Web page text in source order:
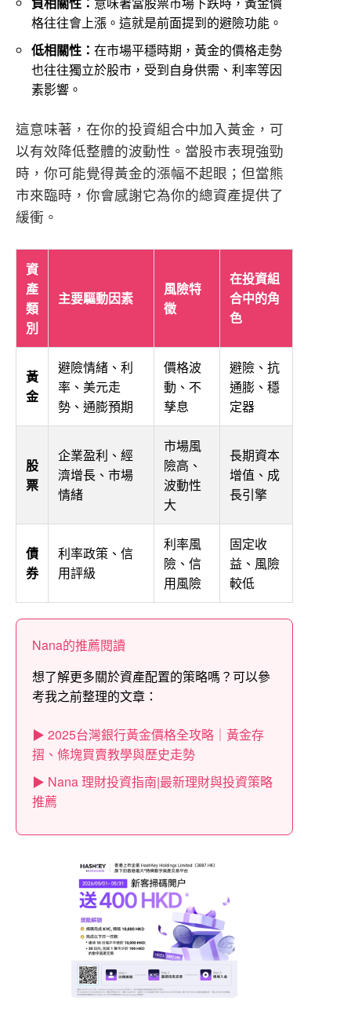
格往往會上漲。這就是前面提到的避險功能。
低相關性： 在市場平穩時期，黃金的價格走勢
也往往獨立於股市，受到自身供需、利率等因
素影響。
這意味著，在你的投資組合中加入黃金，可
以有效降低整體的波動性。當股市表現強勁
時，你可能覺得黃金的漲幅不起眼；但當熊
市來臨時，你會感謝它為你的總資產提供了
緩衝。
資
產
類
別
主要驅動因素
風險特
徵
在投資組
合中的角
色
黃
金
避險情緒、利
率、美元走
勢、通膨預期
價格波
動、不
孳息
避險、抗
通膨、穩
定器
股
票
企業盈利、經
濟增長、市場
情緒
市場風
險高、
波動性
大
長期資本
增值、成
長引擎
債
券
利率政策、信
用評級
利率風
險、信
用風險
固定收
益、風險
較低
Nana的推薦閱讀
想了解更多關於資產配置的策略嗎？可以參
考我之前整理的文章：
▶ 2025台灣銀行黃金價格全攻略｜黃金存
摺、條塊買賣教學與歷史走勢
▶ Nana 理財投資指南|最新理財與投資策略
推薦